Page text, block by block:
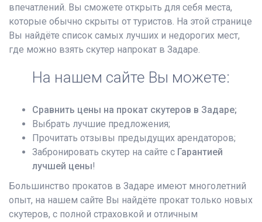
впечатлений. Вы сможете открыть для себя места,
которые обычно скрыты от туристов. На этой странице
Вы найдёте список самых лучших и недорогих мест,
где можно взять скутер напрокат в Задаре.
На нашем сайте Вы можете:
Сравнить цены на прокат скутеров в Задаре;
Выбрать лучшие предложения;
Прочитать отзывы предыдущих арендаторов;
Забронировать скутер на сайте с Гарантией
лучшей цены!
Большинство прокатов в Задаре имеют многолетний
опыт, на нашем сайте Вы найдёте прокат только новых
скутеров, с полной страховкой и отличным